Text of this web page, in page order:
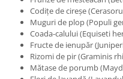
Codițe de cireșe
Muguri de plop (Populi
Coada-calului (Equiseti
Fructe de ienupăr
Rizomi de pir (Graminis
Mătase de porumb